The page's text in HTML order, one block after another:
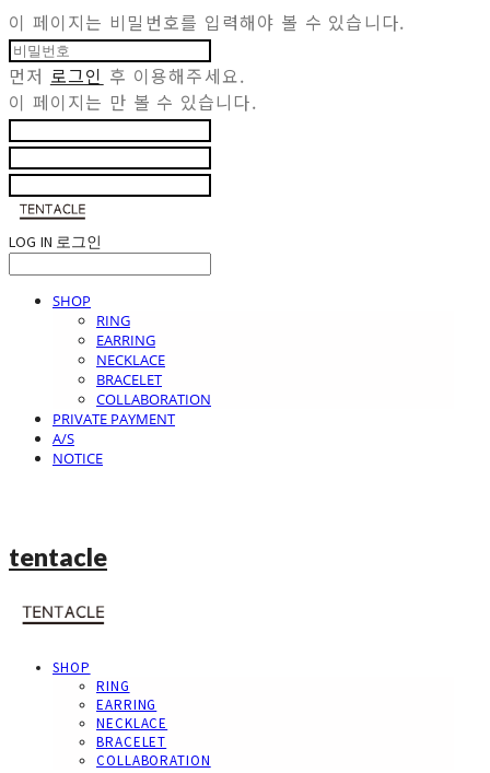
이 페이지는 비밀번호를 입력해야 볼 수 있습니다.
먼저 로그인 후 이용해주세요.
이 페이지는 만 볼 수 있습니다.
LOG IN 로그인
SHOP
RING
EARRING
NECKLACE
BRACELET
COLLABORATION
PRIVATE PAYMENT
A/S
NOTICE
tentacle
SHOP
RING
EARRING
NECKLACE
BRACELET
COLLABORATION